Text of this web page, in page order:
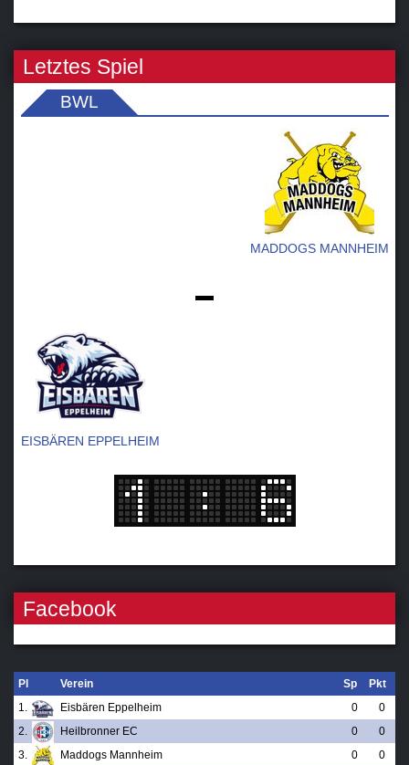
Letztes Spiel
BWL
MADDOGS MANNHEIM
EISBÄREN EPPELHEIM
Facebook
Pl Verein Sp
Pkt
1.
Eisbären Eppelheim 0
0
2.
Heilbronner EC 0
0
3.
Maddogs Mannheim 0
0